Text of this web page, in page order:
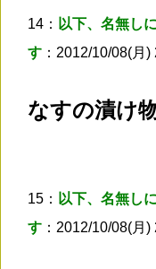
14： 以下、名無し
す ：2012/10/08(月
なすの漬け
15： 以下、名無し
す ：2012/10/08(月